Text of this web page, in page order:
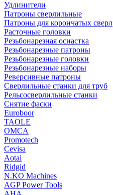
Удлинители
Патроны сверлильные
Патроны для корончатых сверл
Расточные головки
Резьбонарезная оснастка
Резьбонарезные патроны
Резьбонарезные головки
Резьбонарезные наборы
Реверсивные патроны
Сверлильные станки для труб
Рельсосверлильные станки
Снятие фаски
Euroboor
TAOLE
OMCA
Promotech
Cevisa
Aotai
Ridgid
N.KO Machines
AGP Power Tools